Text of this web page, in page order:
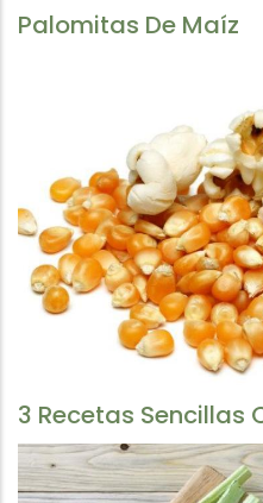
Palomitas De Maíz
3 Recetas Sencillas